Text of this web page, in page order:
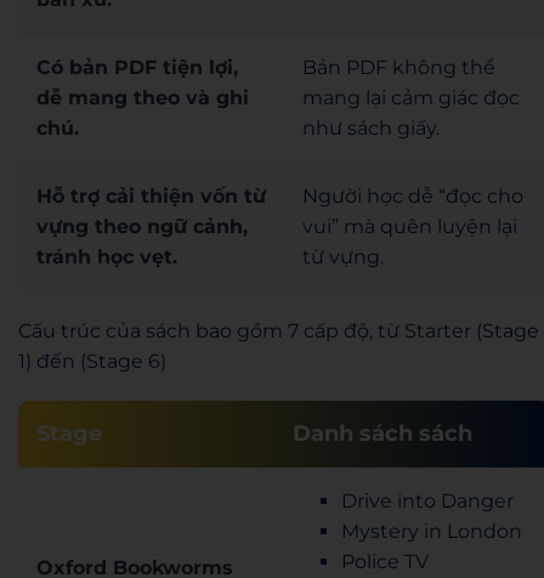
Có bản PDF tiện lợi,
dễ mang theo và ghi
chú.
Bản PDF không thể
mang lại cảm giác đọc
như sách giấy.
Hỗ trợ cải thiện vốn từ
vựng theo ngữ cảnh,
tránh học vẹt.
Người học dễ “đọc cho
vui” mà quên luyện lại
từ vựng.
Cấu trúc của sách bao gồm 7 cấp độ, từ Starter (Stage
1) đến (Stage 6)
Stage Danh sách sách
Oxford Bookworms
Drive into Danger
Mystery in London
Police TV